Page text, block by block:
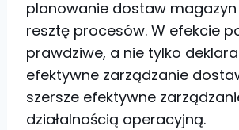
planowanie dostaw magazyn
resztę procesów. W efekcie
prawdziwe, a nie tylko
efektywne zarządzanie
szersze efektywne
działalnością operacyjną.